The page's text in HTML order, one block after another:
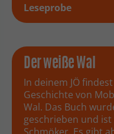
Leseprobe
Der weiße Wal
In deinem JÖ
Geschichte von
Wal. Das Buch
geschrieben und